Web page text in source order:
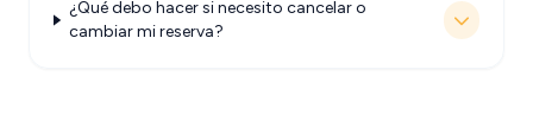
¿Qué debo hacer si necesito cancelar o
cambiar mi reserva?